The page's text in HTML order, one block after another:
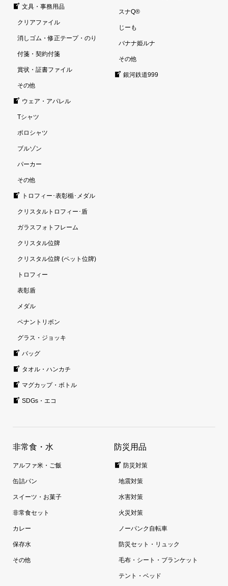
文具・事務用品
クリアファイル
消しゴム・修正テープ・のり
付箋・契約付箋
賞状・証書ファイル
その他
ウェア・アパレル
Tシャツ
ポロシャツ
ブルゾン
パーカー
その他
トロフィー･表彰楯･メダル
クリスタルトロフィー･盾
ガラスフォトフレーム
クリスタル位牌
クリスタル位牌 (ペット位牌)
トロフィー
表彰盾
メダル
ペナントリボン
グラス・ジョッキ
バッグ
タオル・ハンカチ
マグカップ・ボトル
SDGs・エコ
スナQ®
じーも
バナナ姫ルナ
その他
銀河鉄道999
非常食・水
アルファ米・ご飯
缶詰パン
スイーツ・お菓子
非常食セット
カレー
保存水
その他
防災用品
防災対策
地震対策
水害対策
火災対策
ノーパンク自転車
防災セット・リュック
毛布・シート・ブランケット
テント・ベッド